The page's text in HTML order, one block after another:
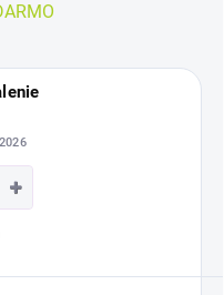
+
košíka